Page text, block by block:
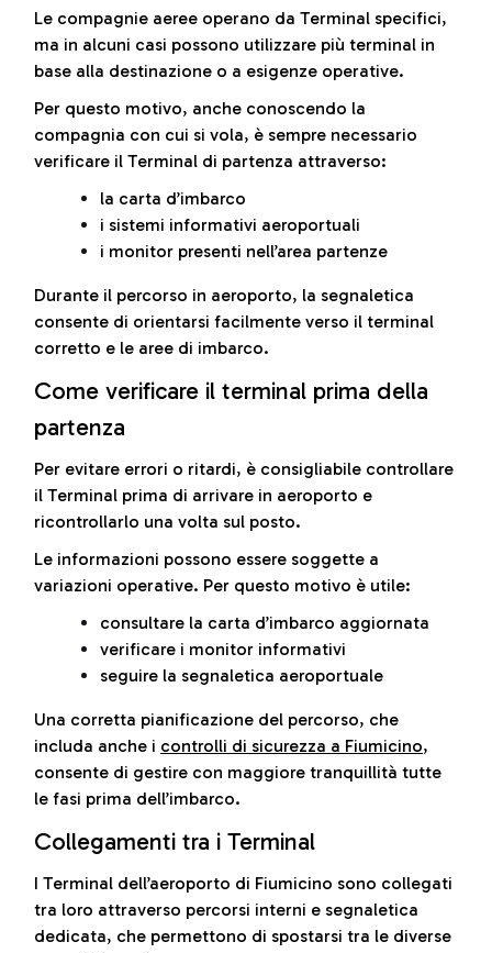
Le compagnie aeree operano da Terminal specifici,
ma in alcuni casi possono utilizzare più terminal in
base alla destinazione o a esigenze operative.
Per questo motivo, anche conoscendo la
compagnia con cui si vola, è sempre necessario
verificare il Terminal di partenza attraverso:
la carta d’imbarco
i sistemi informativi aeroportuali
i monitor presenti nell’area partenze
Durante il percorso in aeroporto, la segnaletica
consente di orientarsi facilmente verso il terminal
corretto e le aree di imbarco.
Come verificare il terminal prima della
partenza
Per evitare errori o ritardi, è consigliabile controllare
il Terminal prima di arrivare in aeroporto e
ricontrollarlo una volta sul posto.
Le informazioni possono essere soggette a
variazioni operative. Per questo motivo è utile:
consultare la carta d’imbarco aggiornata
verificare i monitor informativi
seguire la segnaletica aeroportuale
Una corretta pianificazione del percorso, che
includa anche i controlli di sicurezza a Fiumicino,
consente di gestire con maggiore tranquillità tutte
le fasi prima dell’imbarco.
Collegamenti tra i Terminal
I Terminal dell’aeroporto di Fiumicino sono collegati
tra loro attraverso percorsi interni e segnaletica
dedicata, che permettono di spostarsi tra le diverse